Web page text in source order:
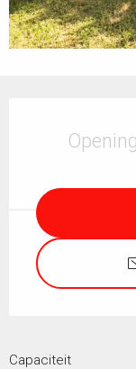
Capaciteit